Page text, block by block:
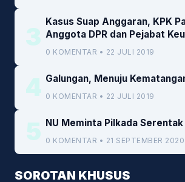
3
Kasus Suap Anggaran, KPK
Anggota DPR dan Pejabat
Kemenkeu
0 KOMENTAR • 22 JULI 2019
4 Galungan, Menuju
0 KOMENTAR • 22 JULI 2019
5 NU Meminta Pilkada
0 KOMENTAR • 21 SEPTEMBER 2020
SOROTAN KHUSUS